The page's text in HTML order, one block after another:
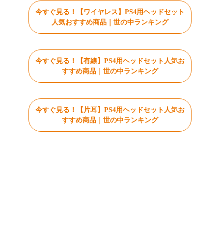
今すぐ見る！【ワイヤレス】PS4用ヘッドセット
人気おすすめ商品｜世の中ランキング
今すぐ見る！【有線】PS4用ヘッドセット人気お
すすめ商品｜世の中ランキング
今すぐ見る！【片耳】PS4用ヘッドセット人気お
すすめ商品｜世の中ランキング